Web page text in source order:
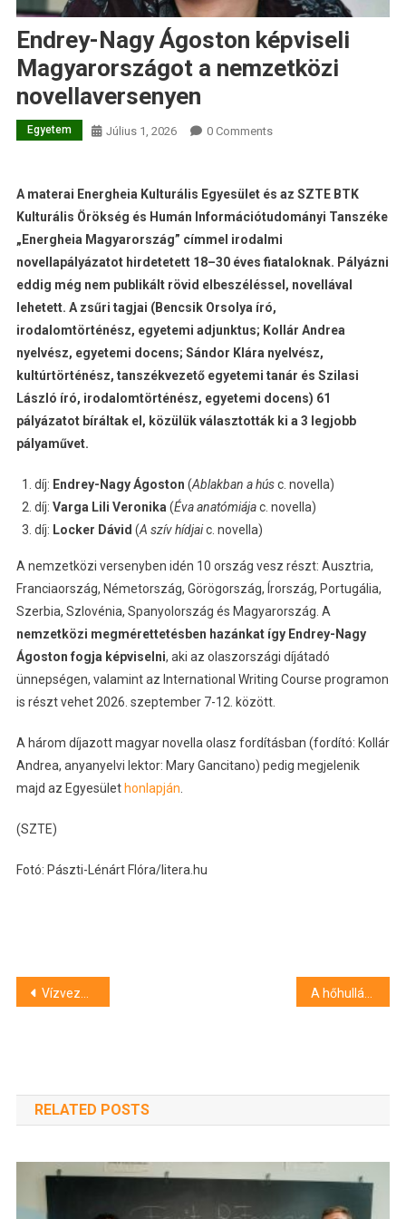
Endrey-Nagy Ágoston képviseli
Magyarországot a nemzetközi
novellaversenyen
Egyetem Július 1, 2026 0 Comments
A materai Energheia Kulturális Egyesü let és az SZTE BTK
Kulturális Örö kség és Humán Információtudományi Tanszéke
„Energheia Magyarország” címmel irodalmi
novellapá lyázatot hirdetetett 18–30 éves fiataloknak. Pá lyázni
eddig még nem publikált rövid elbeszél éssel, novell ával
lehetett. A zsűri tagjai (Bencsik Orsolya író,
irodalomtörténész, egyetemi adjunktus; Kollár Andrea
nyelvész, egyetemi docens; Sándor Kl ára nyelvész,
kultúrtörténész, tanszékvezető egyetemi tanár és Szilasi
László író, irodalomtörténész, egyetemi docens) 61
pályázatot bíráltak el, közülük választották ki a 3 legjobb
pályaművet.
díj: Endrey-Nagy Ágoston (Ablakban a húsc. novella)
díj: Varga Lili Veronika (Éva anatómiájac. novella)
díj: Locker Dávid (A szív hídjaic. novella)
A nemzetközi versenyben idén 10 ország vesz részt: Ausztria,
Franciaország, Németország, Görögország, Írország, Portugália,
Szerbia, Szlovénia, Spanyolország és Magyarország. A
nemzetközi megmérettetésben hazánkat így Endrey-Nagy
Ágoston fogja képviselni, aki az olaszországi díjátadó
ünnepségen, valamint az International Writing Course programon
is részt vehet 2026. szeptember 7-12. között.
A három díjazott magyar novella olasz fordításban (fordító: Kollár
Andrea, anyanyelvi lektor: Mary Gancitano) pedig megjelenik
majd az Egyesület honlapján
(SZTE)
Fotó: Pászti-Lénárt Flóra/litera.hu
Bejegyzés
Vízvezeték-rekonstrukciós munkálatok kezdődnek Szegeden, a Gyöngytyúk utcában
RELATED POSTS